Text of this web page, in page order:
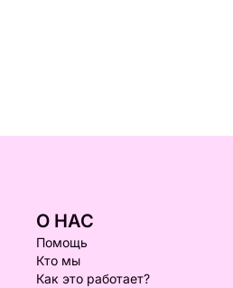
О НАС
Помощь
Кто мы
Как это работает?